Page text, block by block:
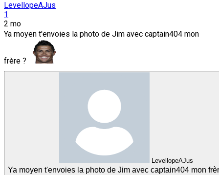
LevellopeAJus
1
2 mo
Ya moyen t'envoies la photo de Jim avec captain404 mon
frère ?
LevellopeAJus
Ya moyen t'envoies la photo de Jim avec captain404 mon